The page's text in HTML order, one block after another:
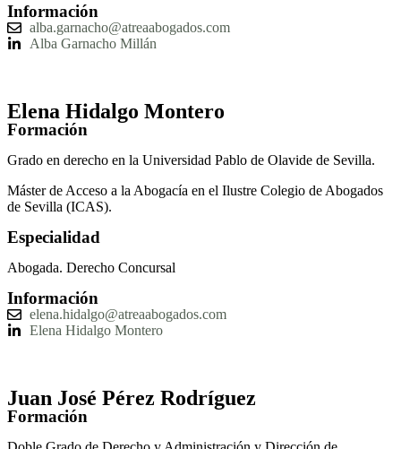
Información
alba.garnacho@atreaabogados.com
Alba Garnacho Millán
Elena Hidalgo Montero
Formación
Grado en derecho en la Universidad Pablo de Olavide de Sevilla.
Máster de Acceso a la Abogacía en el Ilustre Colegio de Abogados
de Sevilla (ICAS).
Especialidad
Abogada. Derecho Concursal
Información
elena.hidalgo@atreaabogados.com
Elena Hidalgo Montero
Juan José Pérez Rodríguez
Formación